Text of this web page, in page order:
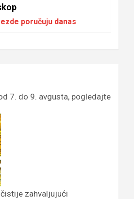
poručuju danas
7. do 9. avgusta, pogledajte
čistije zahvaljujući